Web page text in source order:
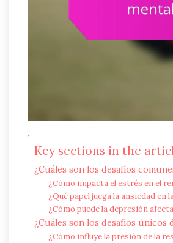
Key sections in the
¿Cuáles son los desafíos
¿Cómo impacta el estrés en el
¿Qué papel juega la ansiedad en
¿Cómo puede la depresión
¿Cuáles son los desafíos
¿Cómo influye la presión de la